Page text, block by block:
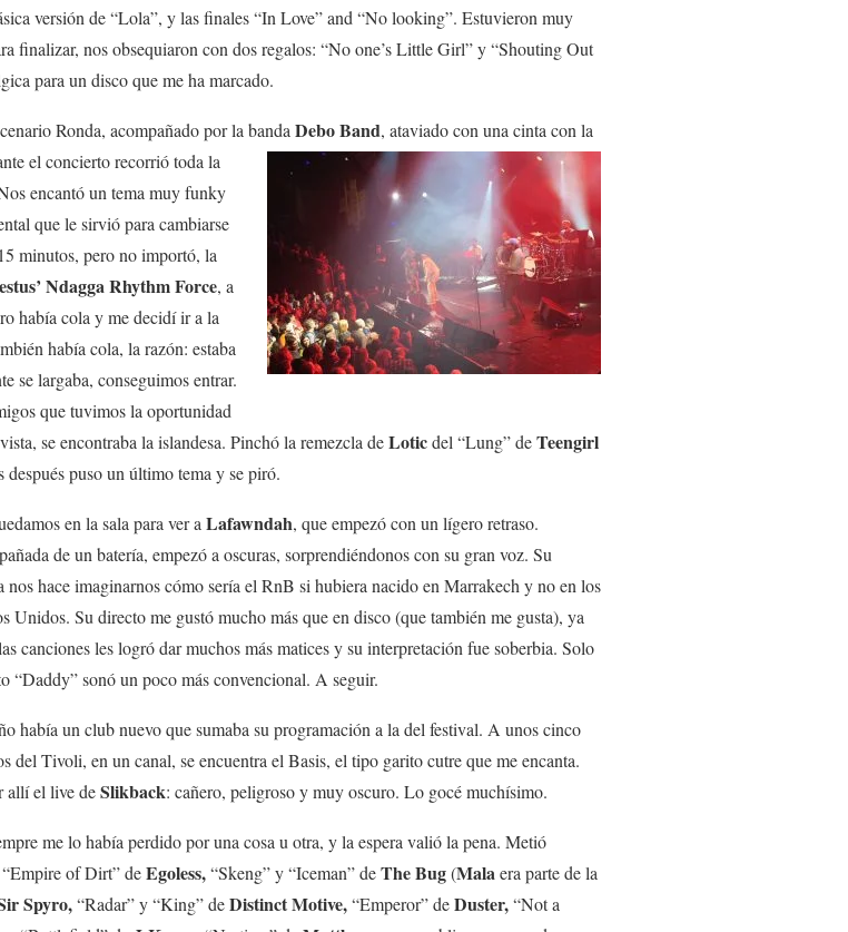
versión de “Lola”, y las finales “In Love” and “No looking”. Estuvieron muy
finalizar, nos obsequiaron con dos regalos: “No one’s Little Girl” y “Shouting Out
para un disco que me ha marcado.
Ronda, acompañado por la banda Debo Band, ataviado con una cinta con la
el concierto recorrió toda la
encantó un tema muy funky
que le sirvió para cambiarse
minutos, pero no importó, la
Ndagga Rhythm Force, a
había cola y me decidí ir a la
había cola, la razón: estaba
se largaba, conseguimos entrar.
que tuvimos la oportunidad
se encontraba la islandesa. Pinchó la remezcla deLoticdel “Lung” deTeengirl
después puso un último tema y se piró.
en la sala para ver a Lafawndah, que empezó con un lígero retraso.
de un batería, empezó a oscuras, sorprendiéndonos con su gran voz. Su
nos hace imaginarnos cómo sería el RnB si hubiera nacido en Marrakech y no en los
Unidos. Su directo me gustó mucho más que en disco (que también me gusta), ya
canciones les logró dar muchos más matices y su interpretación fue soberbia. Solo
“Daddy” sonó un poco más convencional. A seguir.
había un club nuevo que sumaba su programación a la del festival. A unos cinco
del Tivoli, en un canal, se encuentra el Basis, el tipo garito cutre que me encanta.
allí el live deSlikback: cañero, peligroso y muy oscuro. Lo gocé muchísimo.
me lo había perdido por una cosa u otra, y la espera valió la pena. Metió
of Dirt” deEgoless,“Skeng” y “Iceman” deThe Bug(Malaera parte de la
Spyro,“Radar” y “King” deDistinct Motive,“Emperor” deDuster,“Not a